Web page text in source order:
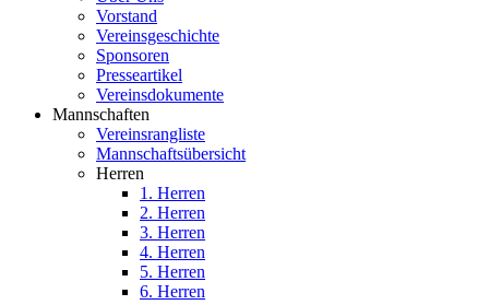
Vorstand
Vereinsgeschichte
Sponsoren
Presseartikel
Vereinsdokumente
Mannschaften
Vereinsrangliste
Mannschaftsübersicht
Herren
1. Herren
2. Herren
3. Herren
4. Herren
5. Herren
6. Herren